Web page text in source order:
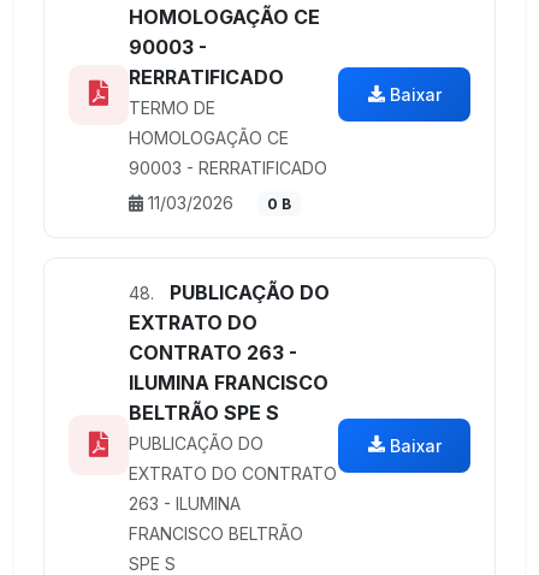
HOMOLOGAÇÃO CE
90003 -
RERRATIFICADO
TERMO DE
HOMOLOGAÇÃO CE
90003 - RERRATIFICADO
11/03/2026
0 B
Baixar
48.
PUBLICAÇÃO DO
EXTRATO DO
CONTRATO 263 -
ILUMINA FRANCISCO
BELTRÃO SPE S
PUBLICAÇÃO DO
EXTRATO DO CONTRATO
263 - ILUMINA
FRANCISCO BELTRÃO
SPE S
Baixar